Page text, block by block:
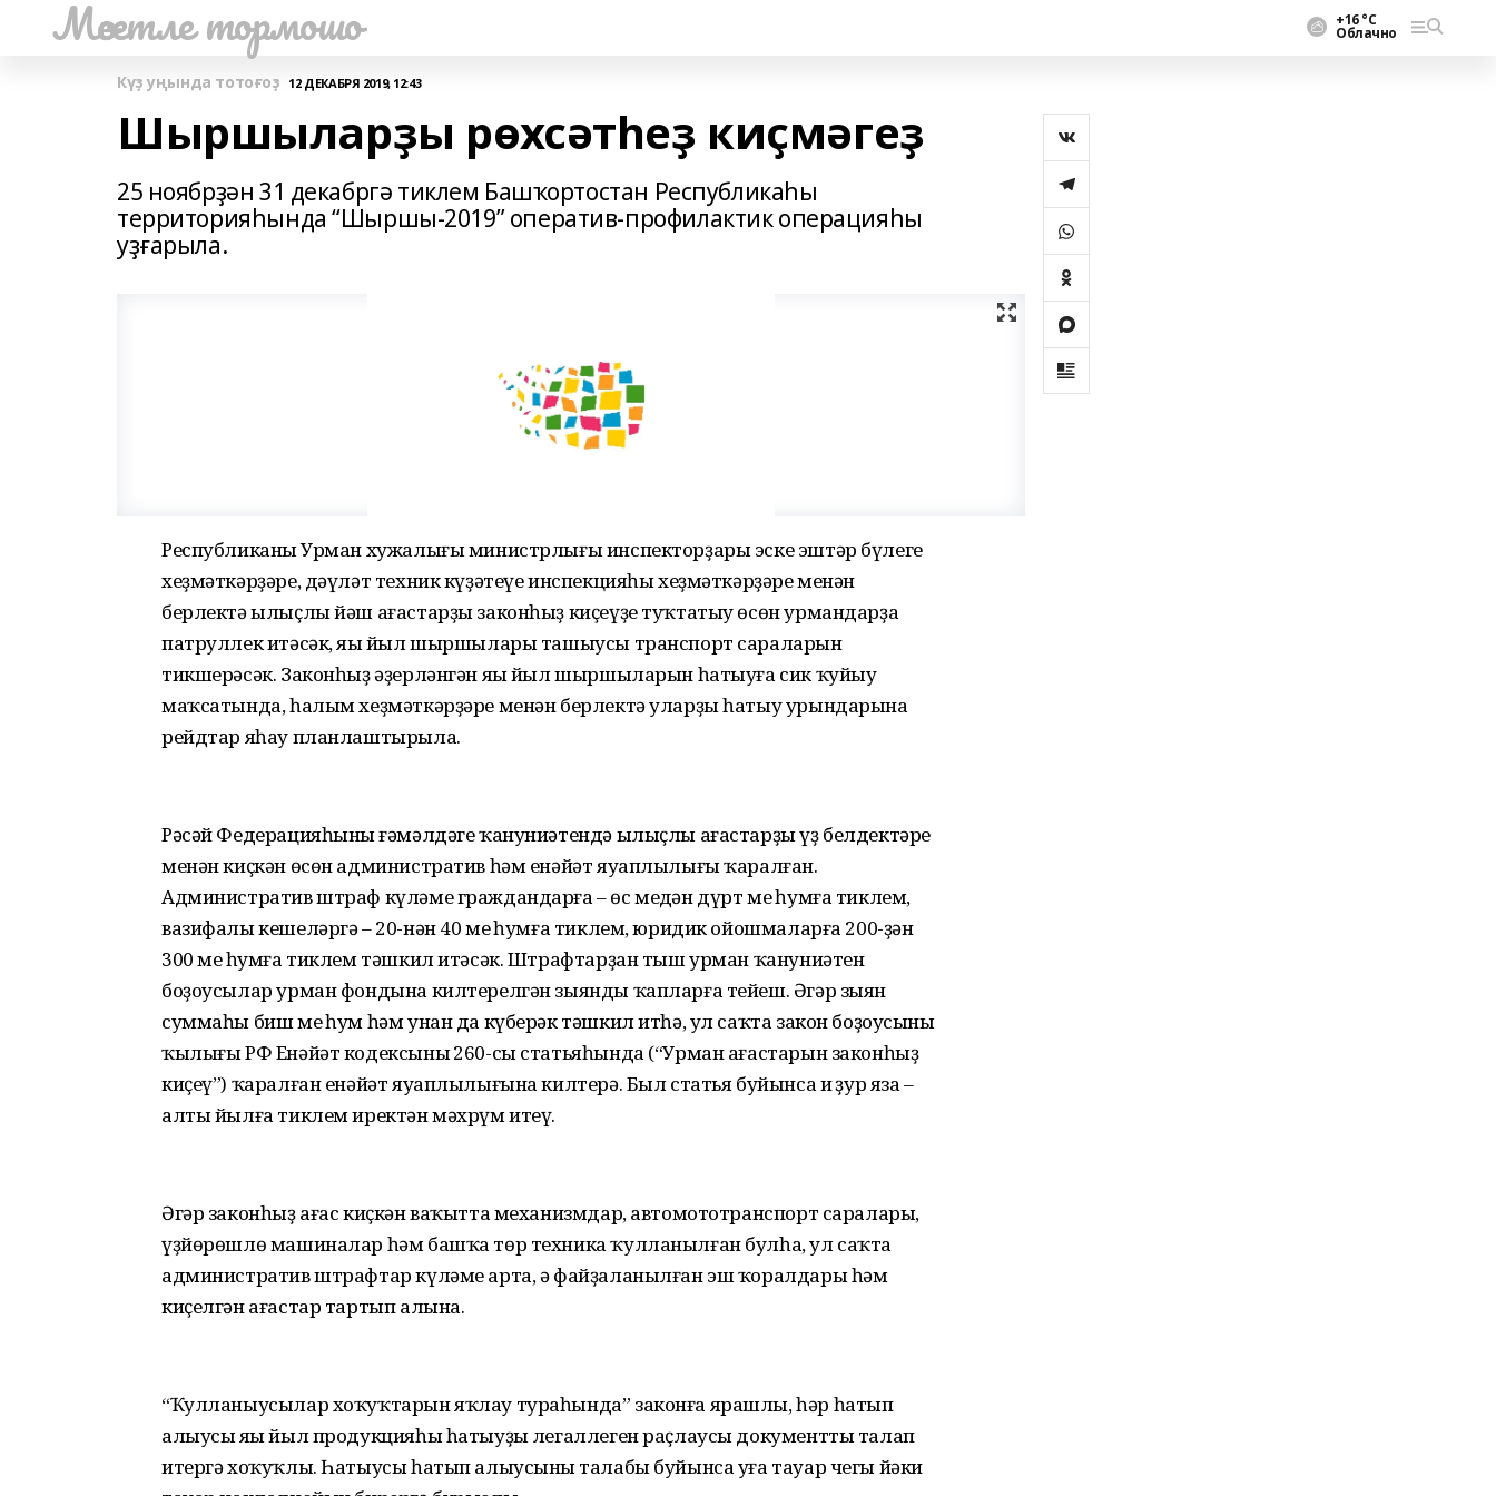
Мәсетле тормошо +16 °С
Облачно
Күҙ уңында тотоғоҙ 12 ДЕКАБРЯ 2019, 12:43
Шыршыларҙы рөхсәтһеҙ киҫмәгеҙ
25 ноябрҙән 31 декабргә тиклем Башҡортостан Республикаһы
территорияһында “Шыршы-2019” оператив-профилактик операцияһы
уҙғарыла.
Республиканың Урман хужалығы министрлығы инспекторҙары эске эштәр бүлеге
хеҙмәткәрҙәре, дәүләт техник күҙәтеүе инспекцияһы хеҙмәткәрҙәре менән
берлектә ылыҫлы йәш ағастарҙы законһыҙ киҫеүҙе туҡтатыу өсөн урмандарҙа
патруллек итәсәк, яңы йыл шыршылары ташыусы транспорт сараларын
тикшерәсәк. Законһыҙ әҙерләнгән яңы йыл шыршыларын һатыуға сик ҡуйыу
маҡсатында, һалым хеҙмәткәрҙәре менән берлектә уларҙы һатыу урындарына
рейдтар яһау планлаштырыла.
Рәсәй Федерацияһының ғәмәлдәге ҡануниәтендә ылыҫлы ағастарҙы үҙ белдектәре
менән киҫкән өсөн административ һәм енәйәт яуаплылығы ҡаралған.
Административ штраф күләме граждандарға – өс меңдән дүрт мең һумға тиклем,
вазифалы кешеләргә – 20-нән 40 мең һумға тиклем, юридик ойошмаларға 200-ҙән
300 мең һумға тиклем тәшкил итәсәк. Штрафтарҙан тыш урман ҡануниәтен
боҙоусылар урман фондына килтерелгән зыянды ҡапларға тейеш. Әгәр зыян
суммаһы биш мең һум һәм унан да күберәк тәшкил итһә, ул саҡта закон боҙоусының
ҡылығы РФ Енәйәт кодексының 260-сы статьяһында (“Урман ағастарын законһыҙ
киҫеү”) ҡаралған енәйәт яуаплылығына килтерә. Был статья буйынса иң ҙур яза –
алты йылға тиклем иректән мәхрүм итеү.
Әгәр законһыҙ ағас киҫкән ваҡытта механизмдар, автомототранспорт саралары,
үҙйөрөшлө машиналар һәм башҡа төр техника ҡулланылған булһа, ул саҡта
административ штрафтар күләме арта, ә файҙаланылған эш ҡоралдары һәм
киҫелгән ағастар тартып алына.
“Ҡулланыусылар хоҡуҡтарын яҡлау тураһында” законға ярашлы, һәр һатып
алыусы яңы йыл продукцияһы һатыуҙың легаллеген раҫлаусы документты талап
итергә хоҡуҡлы. Һатыусы һатып алыусының талабы буйынса уға тауар чегы йәки